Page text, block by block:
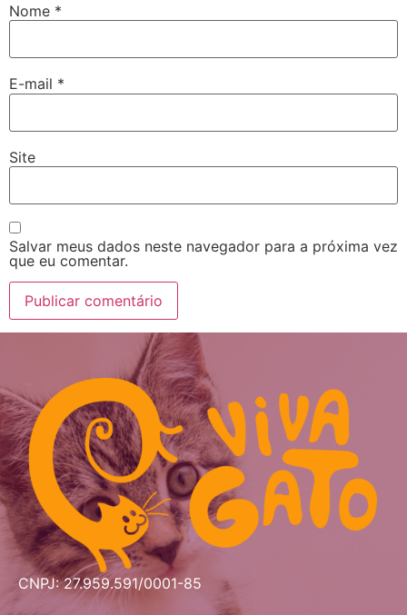
Nome *
E-mail *
Site
Salvar meus dados neste navegador para a próxima vez
que eu comentar.
CNPJ: 27.959.591/0001-85